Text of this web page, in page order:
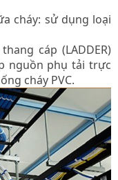
cháy: sử dụng loại
cáp (LADDER)
nguồn phụ tải trực
cháy PVC.